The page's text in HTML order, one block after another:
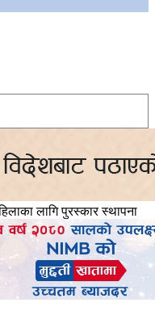
लागि पुरस्कार स्थापना